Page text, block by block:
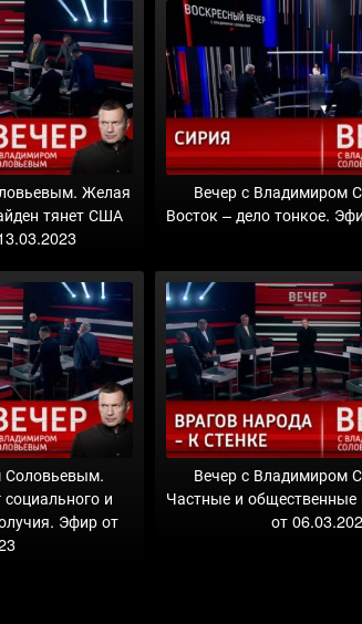
Желая
тянет США
Вечер с Владимиром
Восток – дело тонкое.
Соловьевым.
и
Эфир от
Вечер с Владимиром
Частные и
от